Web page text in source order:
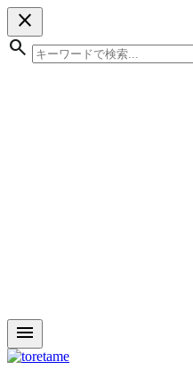
close
search
menu